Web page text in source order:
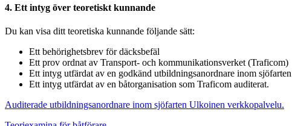
4. Ett intyg över teoretiskt kunnande
Du kan visa ditt teoretiska kunnande följande sätt:
Ett behörighetsbrev för däcksbefäl
Ett prov ordnat av Transport- och kommunikationsverket (Traficom)
Ett intyg utfärdat av en godkänd utbildningsanordnare inom sjöfarten
Ett intyg utfärdat av en båtorganisation som Traficom auditerat.
Auditerade utbildningsanordnare inom sjöfarten Ulkoinen verkkopalvelu.